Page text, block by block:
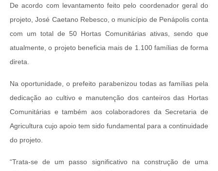
De acordo com levantamento feito pelo coordenador geral do
projeto, José Caetano Rebesco, o município de Penápolis conta
com um total de 50 Hortas Comunitárias ativas, sendo que
atualmente, o projeto beneficia mais de 1.100 famílias de forma
direta.
Na oportunidade, o prefeito parabenizou todas as famílias pela
dedicação ao cultivo e manutenção dos canteiros das Hortas
Comunitárias e também aos colaboradores da Secretaria de
Agricultura cujo apoio tem sido fundamental para a continuidade
do projeto.
“Trata-se de um passo significativo na construção de uma